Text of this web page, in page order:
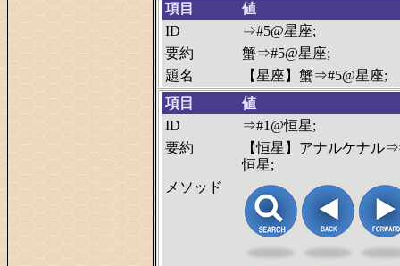
項目
値
ID
⇒#5@星座;
要約
蟹⇒#5@星座;
題名
【星座】蟹⇒#5@星座;
項目
値
ID
⇒#1@恒星;
要約
【恒星】アナルケナル
恒星;
メソッド